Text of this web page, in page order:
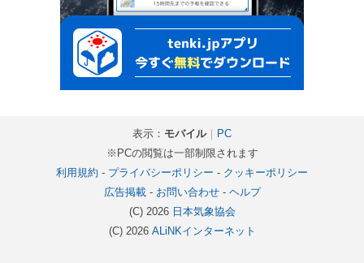
表示： モバイル｜ PC
※PCの閲覧は一部制限されます
利用規約 - プライバシーポリシー - クッキーポリシー
広告掲載- お問い合わせ- ヘルプ
(C) 2026 日本気象協会
(C) 2026 ALiNKインターネット